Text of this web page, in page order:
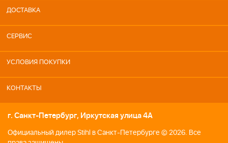
ДОСТАВКА
СЕРВИС
УСЛОВИЯ ПОКУПКИ
КОНТАКТЫ
г. Санкт-Петербург, Иркутская улица 4А
Официальный дилер Stihl в Санкт-Петербурге © 2026. Все